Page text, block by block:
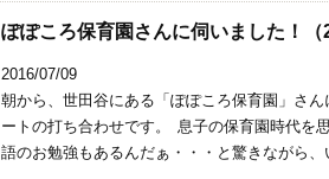
ぽぽころ保育園さんに伺いました！（
2016/07/09
朝から、世田谷にある「ぽぽころ保育園」さ
ートの打ち合わせです。 息子の保育園時代を
語のお勉強もあるんだぁ・・・と驚きながら